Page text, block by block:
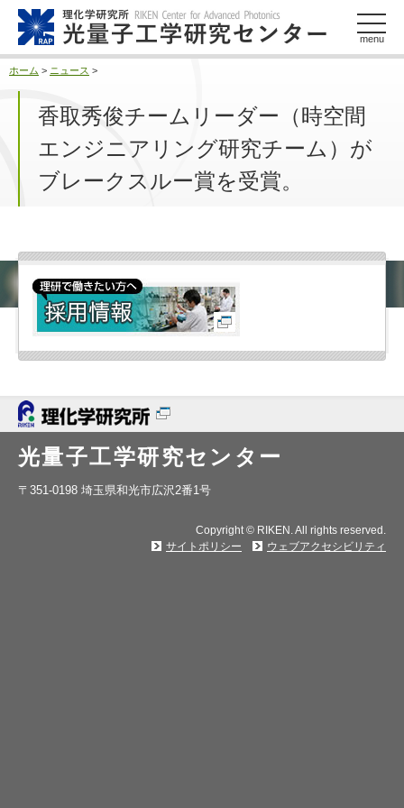
menu
ホーム > ニュース >
香取秀俊チームリーダー（時空間
エンジニアリング研究チーム）が
ブレークスルー賞を受賞。
光量子工学研究センター
〒351-0198 埼玉県和光市広沢2番1号
Copyright © RIKEN. All rights reserved.
サイトポリシー
ウェブアクセシビリティ